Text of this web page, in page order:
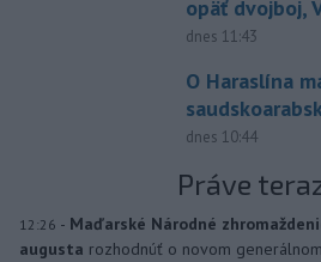
opäť dvojboj,
dnes 11:43
O Haraslína
dnes 10:44
Práve
12:26 - Maďarské Národné
augusta rozhodnúť o novom